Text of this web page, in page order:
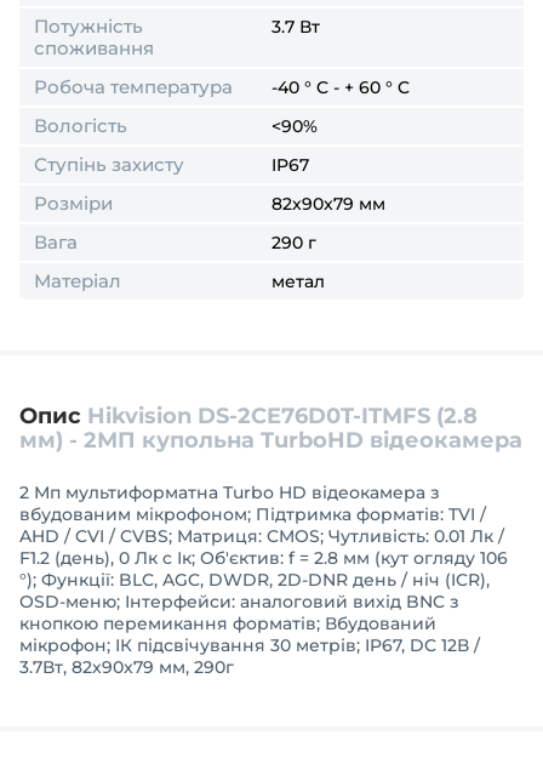
Потужність
споживання
3.7 Вт
Робоча температура -40 ° C - + 60 ° C
Вологість <90%
Ступінь захисту IP67
Розміри 82x90x79 мм
Вага 290 г
Матеріал метал
Опис Hikvision DS-2CE76D0T-ITMFS (2.8
мм) - 2МП купольна TurboHD відеокамера
2 Мп мультиформатна Turbo HD відеокамера з
вбудованим мікрофоном; Підтримка форматів: TVI /
AHD / CVI / CVBS; Матриця: CMOS; Чутливість: 0.01 Лк /
F1.2 (день), 0 Лк c Ік; Об'єктив: f = 2.8 мм (кут огляду 106
°); Функції: BLC, AGC, DWDR, 2D-DNR день / ніч (ICR),
OSD-меню; Інтерфейси: аналоговий вихід BNC з
кнопкою перемикання форматів; Вбудований
мікрофон; ІК підсвічування 30 метрів; IP67, DC 12В /
3.7Вт, 82х90x79 мм, 290г